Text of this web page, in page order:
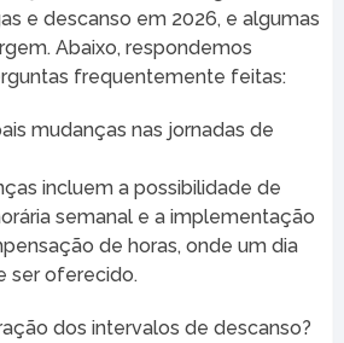
e descanso em 2026, e algumas
Abaixo, respondemos
frequentemente feitas:
mudanças nas jornadas de
incluem a possibilidade de
semanal e a implementação
de horas, onde um dia
ser oferecido.
dos intervalos de descanso?